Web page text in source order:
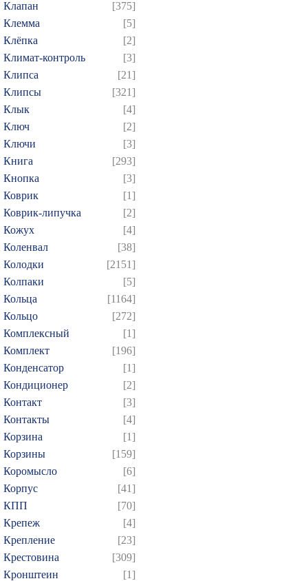
Клапан
[375]
Клемма
[5]
Клёпка
[2]
Климат-контроль
[3]
Клипса
[21]
Клипсы
[321]
Клык
[4]
Ключ
[2]
Ключи
[3]
Книга
[293]
Кнопка
[3]
Коврик
[1]
Коврик-липучка
[2]
Кожух
[4]
Коленвал
[38]
Колодки
[2151]
Колпаки
[5]
Кольца
[1164]
Кольцо
[272]
Комплексный
[1]
Комплект
[196]
Конденсатор
[1]
Кондиционер
[2]
Контакт
[3]
Контакты
[4]
Корзина
[1]
Корзины
[159]
Коромысло
[6]
Корпус
[41]
КПП
[70]
Крепеж
[4]
Крепление
[23]
Крестовина
[309]
Кронштеин
[1]